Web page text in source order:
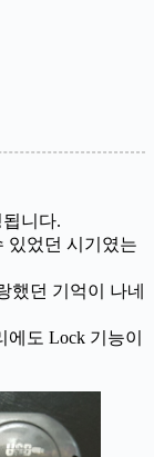
니다.
있었던 시기였는
했던 기억이 나네
도 Lock 기능이